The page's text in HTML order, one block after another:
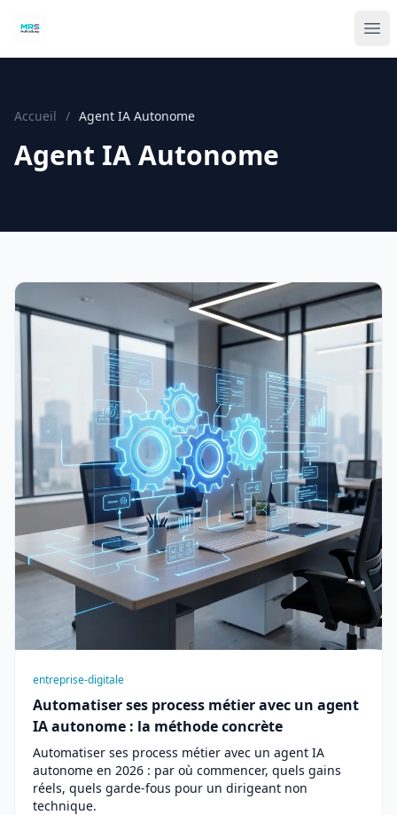
Accueil / Agent IA Autonome
Agent IA Autonome
entreprise-digitale
Automatiser ses process métier avec un agent
IA autonome : la méthode concrète
Automatiser ses process métier avec un agent IA
autonome en 2026 : par où commencer, quels gains
réels, quels garde-fous pour un dirigeant non
technique.